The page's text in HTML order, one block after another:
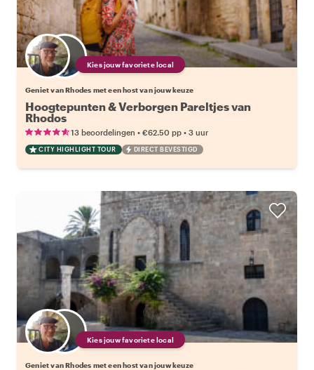
Kies jouw favoriete local
Geniet van Rhodes met een host van jouw keuze
Hoogtepunten & Verborgen Pareltjes van
Rhodos
13 beoordelingen • €62.50 pp • 3 uur
CITY HIGHLIGHT TOUR DIRECT BEVESTIGD
Kies jouw favoriete local
Geniet van Rhodes met een host van jouw keuze